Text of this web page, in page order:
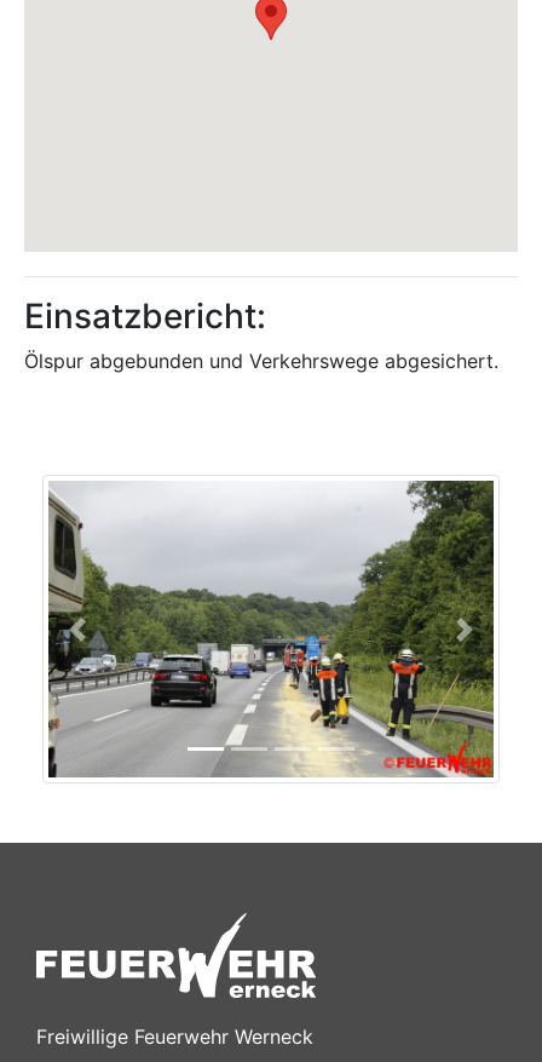
Einsatzbericht:
Ölspur abgebunden und Verkehrswege abgesichert.
Previous Next
Freiwillige Feuerwehr Werneck